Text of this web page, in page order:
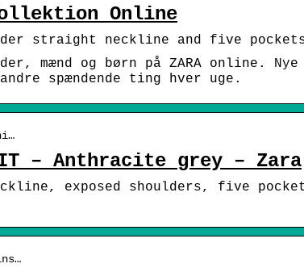
Online
straight neckline and five
mænd og børn på ZARA online. Nye
spændende ting hver uge.
– Anthracite grey – Zara
exposed shoulders, five